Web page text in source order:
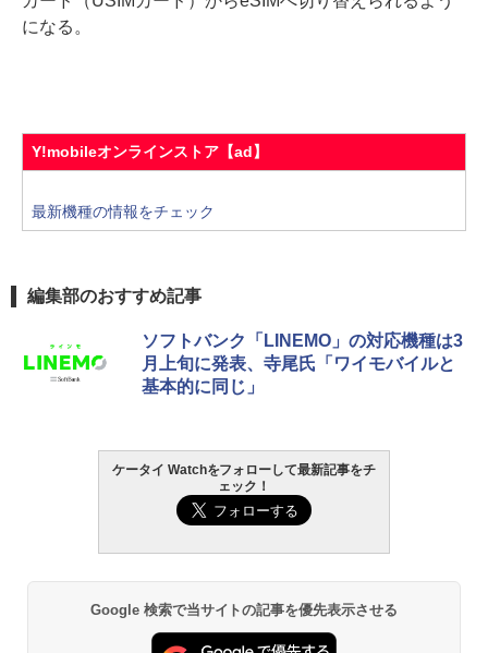
になる。
Y!mobileオンラインストア【ad】
最新機種の情報をチェック
編集部のおすすめ記事
ソフトバンク「LINEMO」の対応機種は3
月上旬に発表、寺尾氏「ワイモバイルと
基本的に同じ」
ケータイ Watchをフォローして最新記事をチ
ェック！
Google 検索で当サイトの記事を優先表示させる